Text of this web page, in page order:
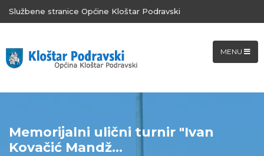
Službene stranice Općine Kloštar Podravski
MENU
Memorijalni ulični turnir "Ivan
Kovačić Mandž...